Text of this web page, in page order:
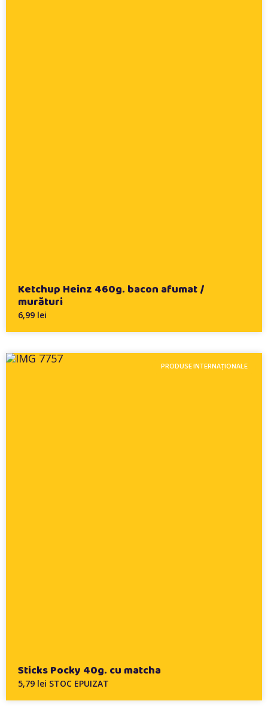
Ketchup Heinz 460g. bacon afumat /
murături
6,99 lei
PRODUSE INTERNAȚIONALE
Sticks Pocky 40g. cu matcha
5,79 lei STOC EPUIZAT